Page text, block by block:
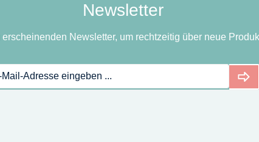
Newsletter
Newsletter, um rechtzeitig über neue